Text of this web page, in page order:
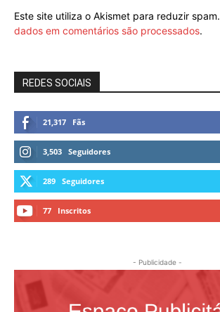
Este site utiliza o Akismet para reduzir spam.
dados em comentários são processados.
REDES SOCIAIS
21,317 Fãs
3,503 Seguidores
289 Seguidores
77 Inscritos
- Publicidade -